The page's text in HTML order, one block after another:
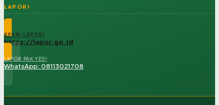
LAPOR!
SP4N-LAPOR!
https://lapor.go.id
LAPOR PAK YES!
WhatsApp: 08113021708